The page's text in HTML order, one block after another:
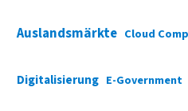
Auslandsmärkte Cloud
Digitalisierung E-Government